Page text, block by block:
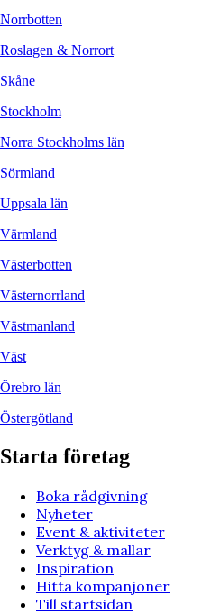
Norrbotten
Roslagen & Norrort
Skåne
Stockholm
Norra Stockholms län
Sörmland
Uppsala län
Värmland
Västerbotten
Västernorrland
Västmanland
Väst
Örebro län
Östergötland
Starta företag
Boka rådgivning
Nyheter
Event & aktiviteter
Verktyg & mallar
Inspiration
Hitta kompanjoner
Till startsidan